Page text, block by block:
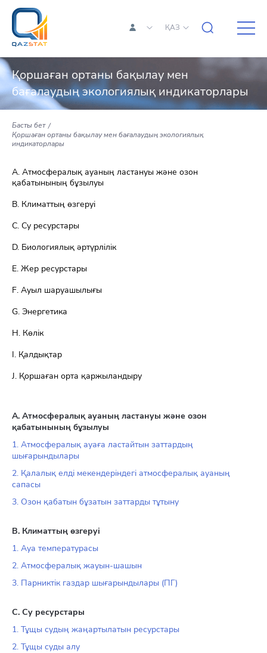
ҚАЗ
Қоршаған ортаны бақылау мен
бағалаудың экологиялық индикаторлары
Басты бет
Қоршаған ортаны бақылау мен бағалаудың экологиялық
индикаторлары
A. Атмосфералық ауаның ластануы және озон
қабатынының бұзылуы
В. Климаттың өзгеруі
С. Су ресурстары
D. Биологиялық әртүрлiлiк
Е. Жер ресурстары
F. Ауыл шаруашылығы
G. Энергетика
H. Көлік
I. Қалдықтар
J. Қоршаған орта қаржыландыру
A. Атмосфералық ауаның ластануы және озон
қабатынының бұзылуы
1. Атмосфералық ауаға ластайтын заттардың
шығарындылары
2. Қалалық елді мекендеріндегі атмосфералық ауаның
сапасы
3. Озон қабатын бұзатын заттарды тұтыну
В. Климаттың өзгеруі
1. Ауа температурасы
2. Атмосфералық жауын-шашын
3. Парниктік газдар шығарындылары (ПГ)
С. Су ресурстары
1. Тұщы судың жаңартылатын ресурстары
2. Тұщы суды алу